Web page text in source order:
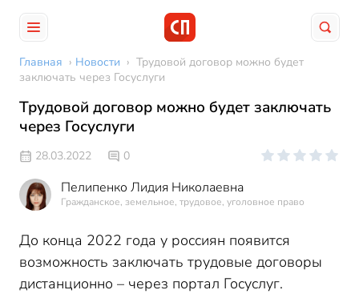
Главная › Новости › Трудовой договор можно будет
заключать через Госуслуги
Трудовой договор можно будет заключать
через Госуслуги
28.03.2022 0
Пелипенко Лидия Николаевна
Гражданское, земельное, трудовое, уголовное право
До конца 2022 года у россиян появится
возможность заключать трудовые договоры
дистанционно – через портал Госуслуг.